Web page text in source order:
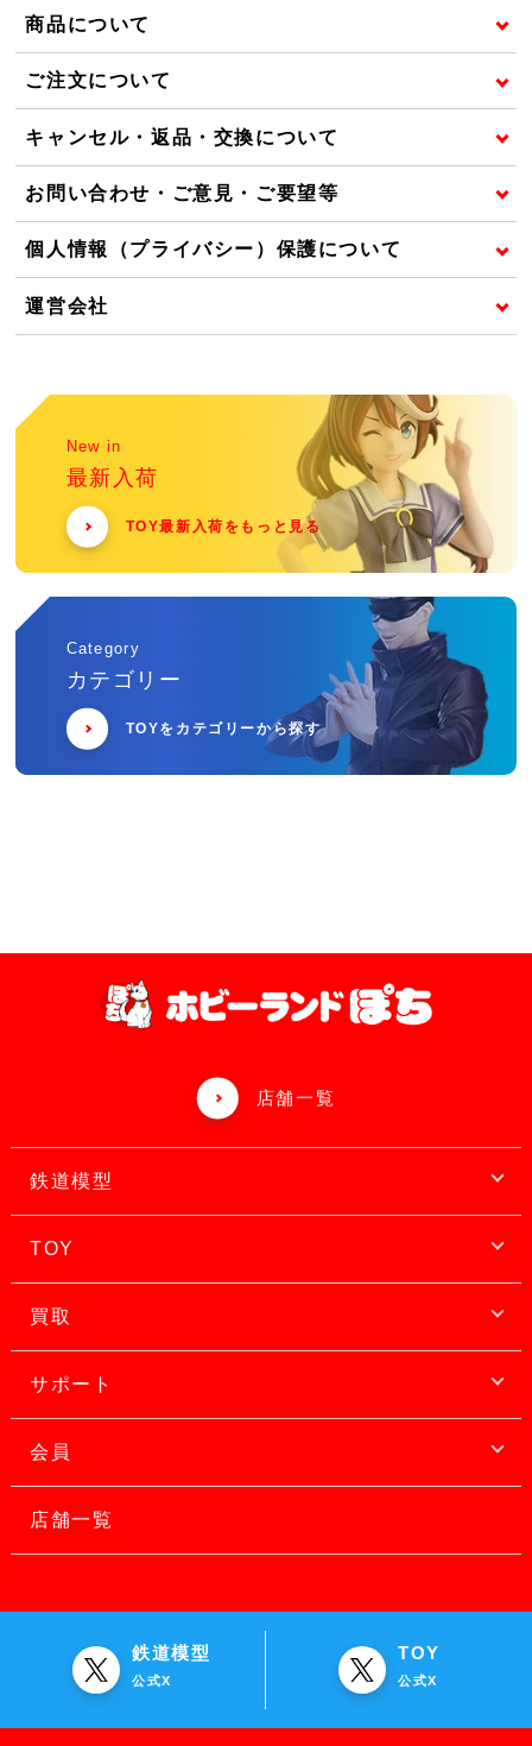
商品について
ご注文について
キャンセル・返品・交換について
お問い合わせ・ご意見・ご要望等
個人情報（プライバシー）保護について
運営会社
New in
最新入荷
TOY最新入荷をもっと見る
Category
カテゴリー
TOYをカテゴリーから探す
店舗一覧
鉄道模型
TOY
買取
サポート
会員
店舗一覧
鉄道模型
公式X
TOY
公式X